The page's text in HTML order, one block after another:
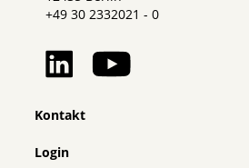
+49 30 2332021 - 0
Kontakt
Login